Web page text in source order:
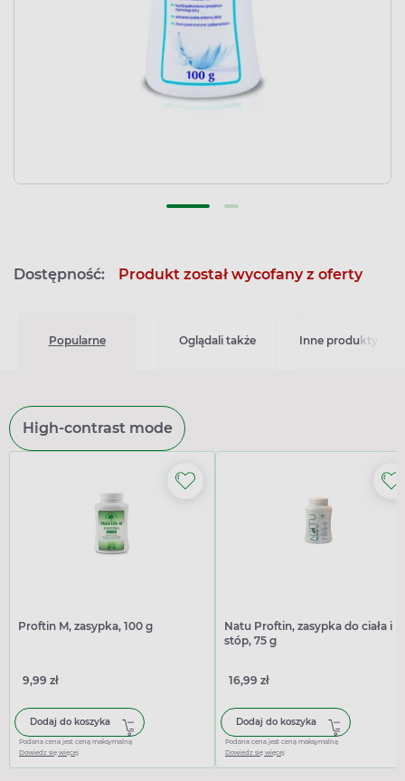
Dostępność: Produkt został wycofany z oferty
Popularne Oglądali także Inne produkty z
High-contrast mode
Proftin M, zasypka, 100 g
9,99 zł
Dodaj do koszyka
Podana cena jest ceną maksymalną
Dowiedz się więcej
Natu Proftin, zasypka do ciała i
stóp, 75 g
16,99 zł
Dodaj do koszyka
Podana cena jest ceną maksymalną
Dowiedz się więcej